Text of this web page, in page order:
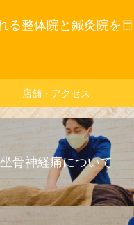
る整体院と鍼灸院を目
店舗・アクセス
坐骨神経痛について